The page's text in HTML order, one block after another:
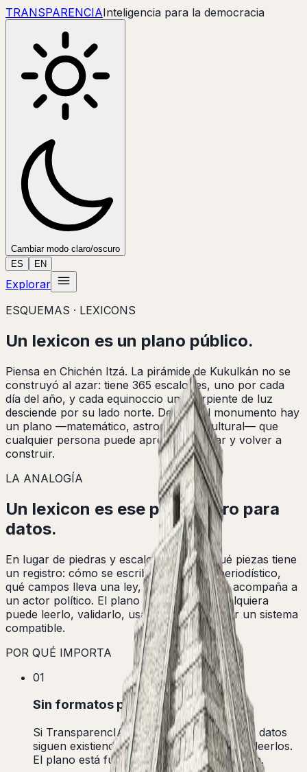
TRANSPARENCIAInteligencia para la democracia
Cambiar modo claro/oscuro
ES
EN
Explorar
ESQUEMAS · LEXICONS
Un lexicon es un plano público.
Piensa en Chichén Itzá. La pirámide de Kukulkán no se
construyó al azar: tiene 365 escalones, uno por cada
día del año, y cada equinoccio una serpiente de luz
desciende por su lado norte. Detrás del monumento hay
un plano —matemático, astronómico, cultural— que
cualquier persona puede aprender, copiar y volver a
construir.
LA ANALOGÍA
Un lexicon es ese plano, pero para
datos.
En lugar de piedras y escalones, define qué piezas tiene
un registro: cómo se escribe un artículo periodístico,
qué campos lleva una ley, qué información acompaña a
un actor político. El plano es público — cualquiera
puede leerlo, validarlo, usarlo para construir un sistema
compatible.
POR QUÉ IMPORTA
01
Sin formatos privados
Si TransparencIA desaparece mañana, los datos
siguen existiendo y otra plataforma puede leerlos.
El plano está fuera de nuestra organización.